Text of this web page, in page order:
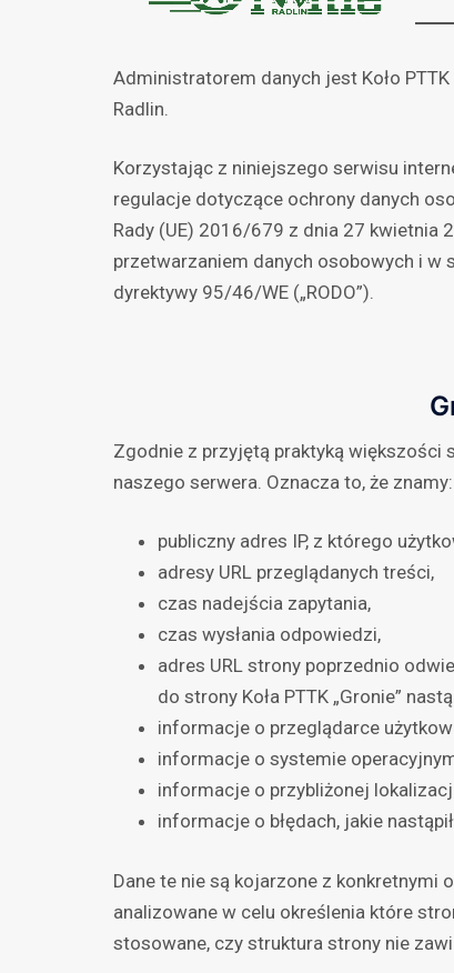
Administratorem danych jest Koło
Radlin.
Korzystając z niniejszego serwisu
regulacje dotyczące ochrony danych
Rady (UE) 2016/679 z dnia 27 kwietnia
przetwarzaniem danych osobowych i w
dyrektywy 95/46/WE („RODO”).
Zgodnie z przyjętą praktyką większości
naszego serwera. Oznacza to, że znamy:
publiczny adres IP, z którego
adresy URL przeglądanych treści,
czas nadejścia zapytania,
czas wysłania odpowiedzi,
adres URL strony poprzednio
do strony Koła PTTK „Gronie”
informacje o przeglądarce
informacje o systemie
informacje o przybliżonej
informacje o błędach, jakie
Dane te nie są kojarzone z
analizowane w celu określenia które
stosowane, czy struktura strony nie